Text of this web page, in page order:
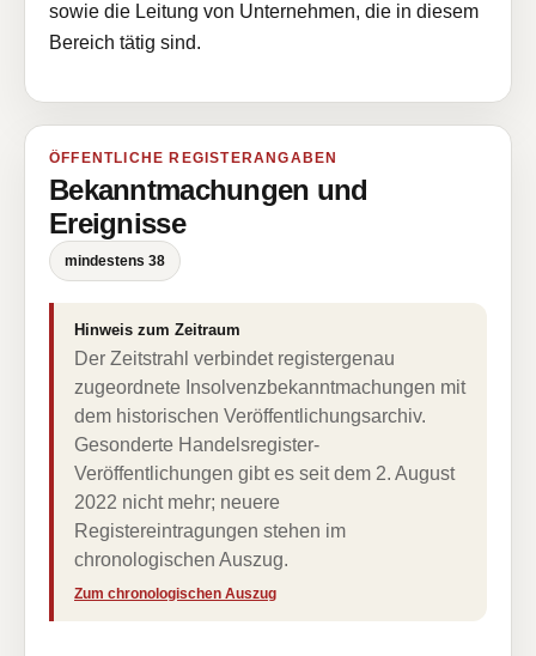
sowie die Leitung von Unternehmen, die in diesem
Bereich tätig sind.
ÖFFENTLICHE REGISTERANGABEN
Bekanntmachungen und
Ereignisse
mindestens 38
Hinweis zum Zeitraum
Der Zeitstrahl verbindet registergenau
zugeordnete Insolvenzbekanntmachungen mit
dem historischen Veröffentlichungsarchiv.
Gesonderte Handelsregister-
Veröffentlichungen gibt es seit dem 2. August
2022 nicht mehr; neuere
Registereintragungen stehen im
chronologischen Auszug.
Zum chronologischen Auszug